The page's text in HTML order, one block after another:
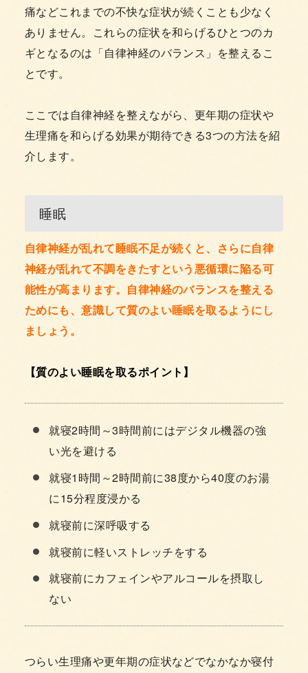
痛などこれまでの不快な症状が続くことも少なく
ありません。これらの症状を和らげるひとつのカ
ギとなるのは「自律神経のバランス」を整えるこ
とです。
ここでは自律神経を整えながら、更年期の症状や
生理痛を和らげる効果が期待できる3つの方法を紹
介します。
睡眠
自律神経が乱れて睡眠不足が続くと、さらに自律
神経が乱れて不調をきたすという悪循環に陥る可
能性が高まります。自律神経のバランスを整える
ためにも、意識して質のよい睡眠を取るようにし
ましょう。
【質のよい睡眠を取るポイント】
就寝2時間～3時間前にはデジタル機器の強
い光を避ける
就寝1時間～2時間前に38度から40度のお湯
に15分程度浸かる
就寝前に深呼吸する
就寝前に軽いストレッチをする
就寝前にカフェインやアルコールを摂取し
ない
つらい生理痛や更年期の症状などでなかなか寝付